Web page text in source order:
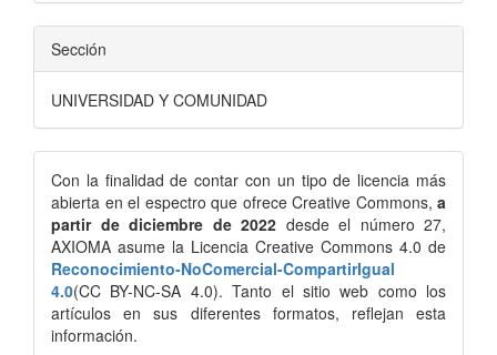
Sección
UNIVERSIDAD Y COMUNIDAD
Con la finalidad de contar con un tipo de licencia más
abierta en el espectro que ofrece Creative Commons, a
partir de diciembre de 2022 desde el número 27,
AXIOMA asume la Licencia Creative Commons 4.0 de
Reconocimiento-NoComercial-CompartirIgual
4.0(CC BY-NC-SA 4.0). Tanto el sitio web como los
artículos en sus diferentes formatos, reflejan esta
información.